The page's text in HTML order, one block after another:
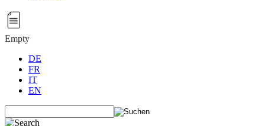
Empty
DE
FR
IT
EN